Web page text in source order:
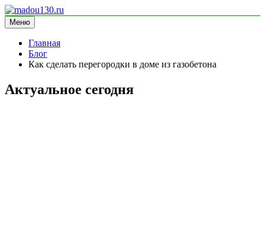
Перейти
к
содержимому
madou130.ru
информационный сайт
Меню
Главная
Блог
Как сделать перегородки в доме из газобетона
Актуальное сегодня